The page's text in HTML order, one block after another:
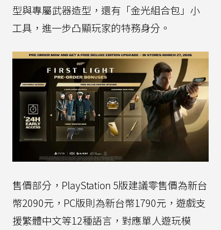
型與專屬武器造型，還有「金光組合包」小
工具，進一步凸顯玩家的特務身分。
售價部分，PlayStation 5版建議零售價為新台
幣2090元，PC版則為新台幣1790元，遊戲支
援繁體中文等12種語言，對應單人遊玩模